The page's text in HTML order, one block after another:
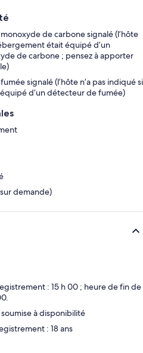
de carbone signalé (l’hôte
était équipé d’un
de carbone ; pensez à apporter
signalé (l’hôte n’a pas indiqué si
d’un détecteur de fumée)
demande)
: 15 h 00 ; heure de fin de
à disponibilité
: 18 ans